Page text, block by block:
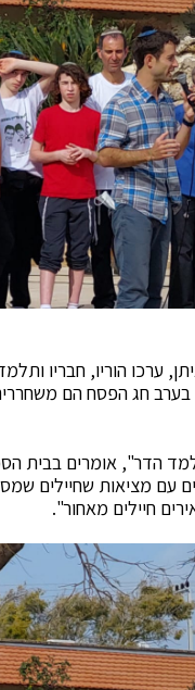
ערכו הוריו, חבריו
בערב חג הפסח הם
למד הדר", אומרים בבית
מציאות שחיילים
חיילים מאחור".